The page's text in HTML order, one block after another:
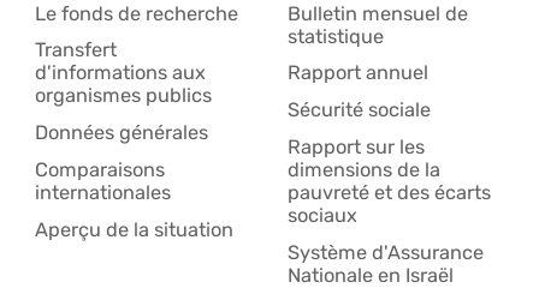
Le fonds de recherche
Transfert
d'informations aux
organismes publics
Données générales
Comparaisons
internationales
Aperçu de la situation
Bulletin mensuel de
statistique
Rapport annuel
Sécurité sociale
Rapport sur les
dimensions de la
pauvreté et des écarts
sociaux
Système d'Assurance
Nationale en Israël